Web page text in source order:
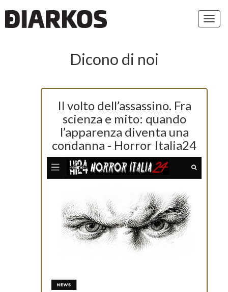
Dicono di noi
Il volto dell’assassino. Fra
scienza e mito: quando
l’apparenza diventa una
condanna - Horror Italia24